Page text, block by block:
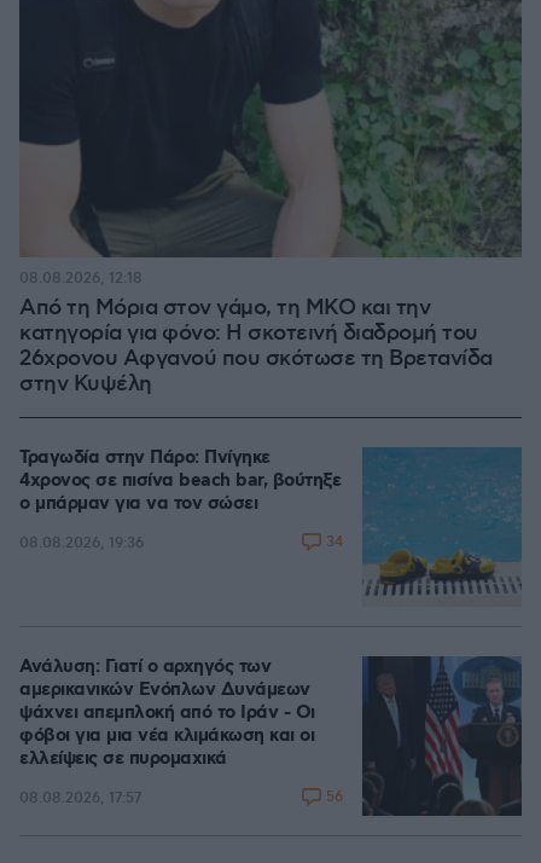
Από τη Μόρια στον γάμο, τη ΜΚΟ και την
κατηγορία για φόνο: Η σκοτεινή διαδρομή του
26χρονου Αφγανού που σκότωσε τη Βρετανίδα
στην Κυψέλη
08.08.2026, 12:18
Τραγωδία στην Πάρο: Πνίγηκε
4χρονος σε πισίνα beach bar, βούτηξε
ο μπάρμαν για να τον σώσει
08.08.2026, 19:36 34
Ανάλυση: Γιατί ο αρχηγός των
αμερικανικών Ενόπλων Δυνάμεων
ψάχνει απεμπλοκή από το Ιράν - Οι
φόβοι για μια νέα κλιμάκωση και οι
ελλείψεις σε πυρομαχικά
08.08.2026, 17:57 56